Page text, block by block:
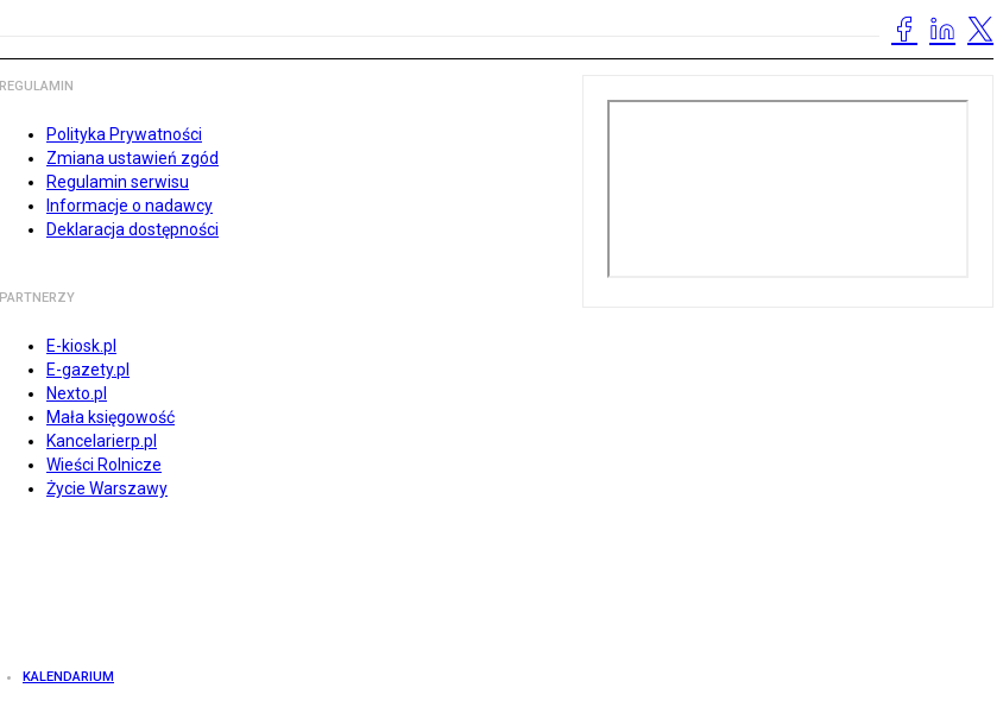
REGULAMIN
Polityka Prywatności
Zmiana ustawień zgód
Regulamin serwisu
Informacje o nadawcy
Deklaracja dostępności
PARTNERZY
E-kiosk.pl
E-gazety.pl
Nexto.pl
Mała księgowość
Kancelarierp.pl
Wieści Rolnicze
Życie Warszawy
KALENDARIUM